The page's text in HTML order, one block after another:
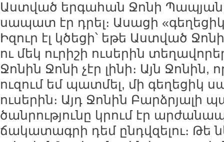
Աստված երգահան Ջոնի Պապյանի
սապատ էր դրել։ Ասացի
Իզուր էլ կծեցի՝ եթե Աստված
ու մեկ ուրիշի ուսերին
Ջոնին Ջոնի չէր լինի։ Այն Ջոնին,
ուզում եմ պատմել, մի գեղեցիկ
ուսերին։ Այդ Ջոնին Բարձրյալի
ծանրությունը կրում էր
ճակատագրի դեմ ընդվզելու։ Թե